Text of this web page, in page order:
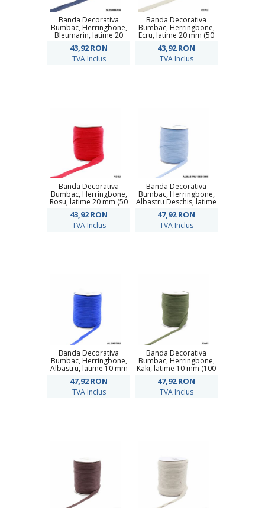
Banda Decorativa
Bumbac, Herringbone,
Bleumarin, latime 20
43,92RON
TVA Inclus
Banda Decorativa
Bumbac, Herringbone,
Ecru, latime 20 mm (50
43,92RON
TVA Inclus
Banda Decorativa
Bumbac, Herringbone,
Rosu, latime 20 mm (50
43,92RON
TVA Inclus
Banda Decorativa
Bumbac, Herringbone,
Albastru Deschis, latime
47,92RON
TVA Inclus
Banda Decorativa
Bumbac, Herringbone,
Albastru, latime 10 mm
47,92RON
TVA Inclus
Banda Decorativa
Bumbac, Herringbone,
Kaki, latime 10 mm (100
47,92RON
TVA Inclus